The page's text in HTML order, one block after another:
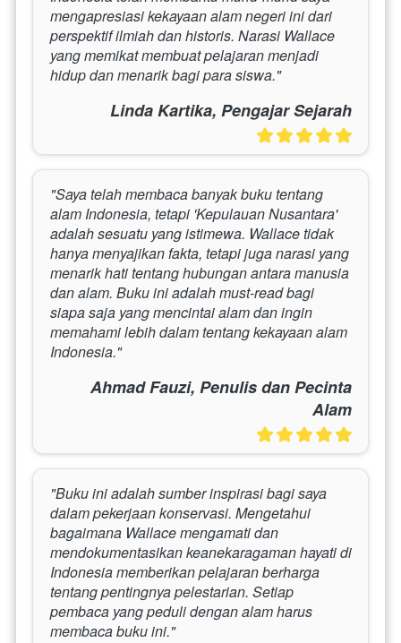
mengapresiasi kekayaan alam negeri ini dari
perspektif ilmiah dan historis. Narasi Wallace
yang memikat membuat pelajaran menjadi
hidup dan menarik bagi para siswa."
Linda Kartika, Pengajar Sejarah
"Saya telah membaca banyak buku tentang
alam Indonesia, tetapi 'Kepulauan Nusantara'
adalah sesuatu yang istimewa. Wallace tidak
hanya menyajikan fakta, tetapi juga narasi yang
menarik hati tentang hubungan antara manusia
dan alam. Buku ini adalah must-read bagi
siapa saja yang mencintai alam dan ingin
memahami lebih dalam tentang kekayaan alam
Indonesia."
Ahmad Fauzi, Penulis dan Pecinta
Alam
"Buku ini adalah sumber inspirasi bagi saya
dalam pekerjaan konservasi. Mengetahui
bagaimana Wallace mengamati dan
mendokumentasikan keanekaragaman hayati di
Indonesia memberikan pelajaran berharga
tentang pentingnya pelestarian. Setiap
pembaca yang peduli dengan alam harus
membaca buku ini."